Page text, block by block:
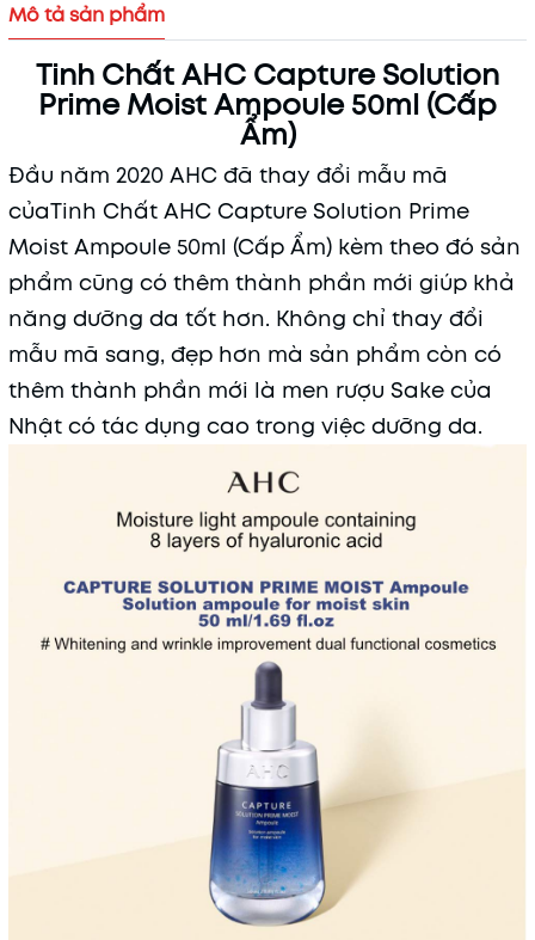
Mô tả sản phẩm
Tinh Chất AHC Capture Solution
Prime Moist Ampoule 50ml (Cấp
Ẩm)
Đầu năm 2020 AHC đã thay đổi mẫu mã
củaTinh Chất AHC Capture Solution Prime
Moist Ampoule 50ml (Cấp Ẩm) kèm theo đó sản
phẩm cũng có thêm thành phần mới giúp khả
năng dưỡng da tốt hơn. Không chỉ thay đổi
mẫu mã sang, đẹp hơn mà sản phẩm còn có
thêm thành phần mới là men rượu Sake của
Nhật có tác dụng cao trong việc dưỡng da.